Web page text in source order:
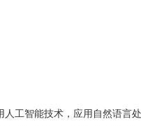
工智能技术，应用自然语言